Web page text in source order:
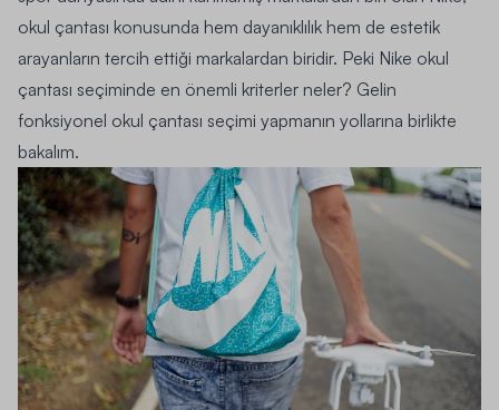
okul çantası konusunda hem dayanıklılık hem de estetik
arayanların tercih ettiği markalardan biridir. Peki Nike okul
çantası seçiminde en önemli kriterler neler? Gelin
fonksiyonel okul çantası seçimi yapmanın yollarına birlikte
bakalım.